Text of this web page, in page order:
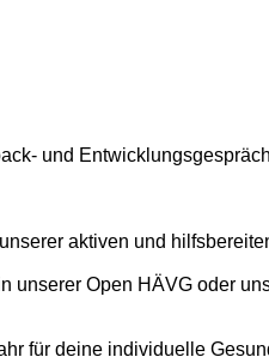
und
aktiven und
Open HÄVG oder
für deine individuelle